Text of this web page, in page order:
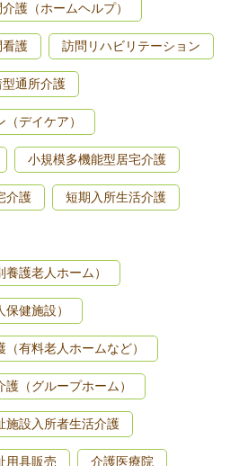
護（ホームヘルプ）
看護 訪問リハビリテーション
通所介護
デイケア）
小規模多機能型居宅介護
介護 短期入所生活介護
護老人ホーム）
健施設）
有料老人ホームなど）
（グループホーム）
施設入所者生活介護
用具販売 介護医療院